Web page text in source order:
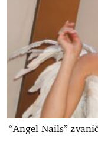
“Angel Nails”